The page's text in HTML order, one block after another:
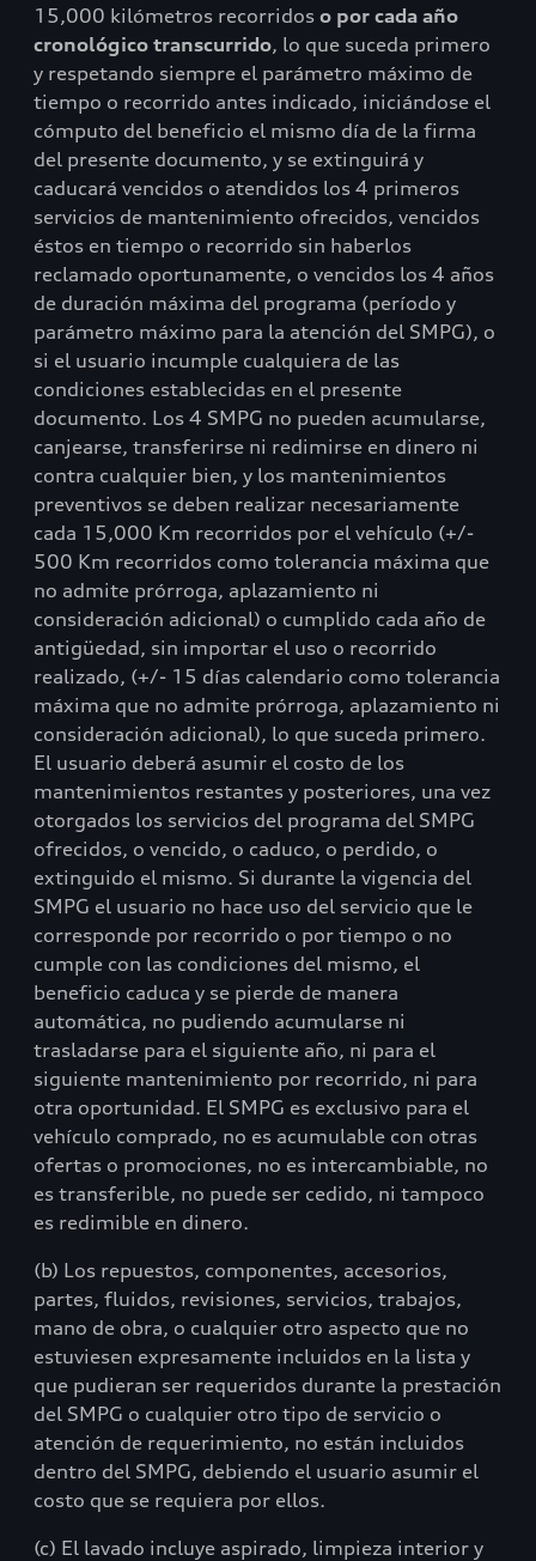
15,000 kilómetros recorridos o por cada año
cronológico transcurrido, lo que suceda primero
y respetando siempre el parámetro máximo de
tiempo o recorrido antes indicado, iniciándose el
cómputo del beneficio el mismo día de la firma
del presente documento, y se extinguirá y
caducará vencidos o atendidos los 4 primeros
servicios de mantenimiento ofrecidos, vencidos
éstos en tiempo o recorrido sin haberlos
reclamado oportunamente, o vencidos los 4 años
de duración máxima del programa (período y
parámetro máximo para la atención del SMPG), o
si el usuario incumple cualquiera de las
condiciones establecidas en el presente
documento. Los 4 SMPG no pueden acumularse,
canjearse, transferirse ni redimirse en dinero ni
contra cualquier bien, y los mantenimientos
preventivos se deben realizar necesariamente
cada 15,000 Km recorridos por el vehículo (+/-
500 Km recorridos como tolerancia máxima que
no admite prórroga, aplazamiento ni
consideración adicional) o cumplido cada año de
antigüedad, sin importar el uso o recorrido
realizado, (+/- 15 días calendario como tolerancia
máxima que no admite prórroga, aplazamiento ni
consideración adicional), lo que suceda primero.
El usuario deberá asumir el costo de los
mantenimientos restantes y posteriores, una vez
otorgados los servicios del programa del SMPG
ofrecidos, o vencido, o caduco, o perdido, o
extinguido el mismo. Si durante la vigencia del
SMPG el usuario no hace uso del servicio que le
corresponde por recorrido o por tiempo o no
cumple con las condiciones del mismo, el
beneficio caduca y se pierde de manera
automática, no pudiendo acumularse ni
trasladarse para el siguiente año, ni para el
siguiente mantenimiento por recorrido, ni para
otra oportunidad. El SMPG es exclusivo para el
vehículo comprado, no es acumulable con otras
ofertas o promociones, no es intercambiable, no
es transferible, no puede ser cedido, ni tampoco
es redimible en dinero.
(b) Los repuestos, componentes, accesorios,
partes, fluidos, revisiones, servicios, trabajos,
mano de obra, o cualquier otro aspecto que no
estuviesen expresamente incluidos en la lista y
que pudieran ser requeridos durante la prestación
del SMPG o cualquier otro tipo de servicio o
atención de requerimiento, no están incluidos
dentro del SMPG, debiendo el usuario asumir el
costo que se requiera por ellos.
(c) El lavado incluye aspirado, limpieza interior y